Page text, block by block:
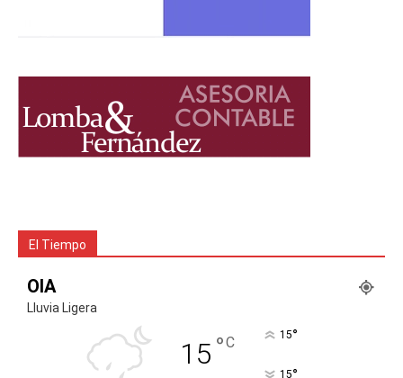
El Tiempo
OIA
Lluvia Ligera
15 °C 15°
15